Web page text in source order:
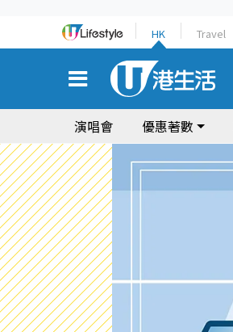
HK Travel
演唱會 優惠著數